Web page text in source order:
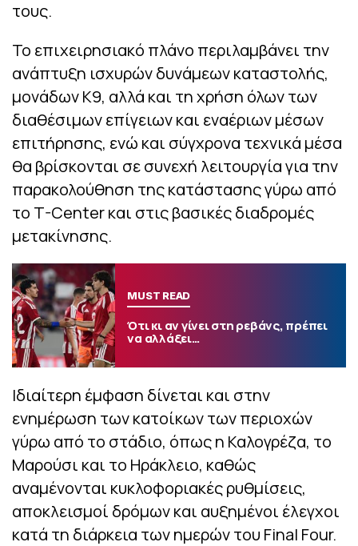
τους.
Το επιχειρησιακό πλάνο περιλαμβάνει την
ανάπτυξη ισχυρών δυνάμεων καταστολής,
μονάδων Κ9, αλλά και τη χρήση όλων των
διαθέσιμων επίγειων και εναέριων μέσων
επιτήρησης, ενώ και σύγχρονα τεχνικά μέσα
θα βρίσκονται σε συνεχή λειτουργία για την
παρακολούθηση της κατάστασης γύρω από
το T-Center και στις βασικές διαδρομές
μετακίνησης.
MUST READ
Ότι κι αν γίνει στη ρεβάνς, πρέπει
να αλλάξει…
Ιδιαίτερη έμφαση δίνεται και στην
ενημέρωση των κατοίκων των περιοχών
γύρω από το στάδιο, όπως η Καλογρέζα, το
Μαρούσι και το Ηράκλειο, καθώς
αναμένονται κυκλοφοριακές ρυθμίσεις,
αποκλεισμοί δρόμων και αυξημένοι έλεγχοι
κατά τη διάρκεια των ημερών του Final Four.